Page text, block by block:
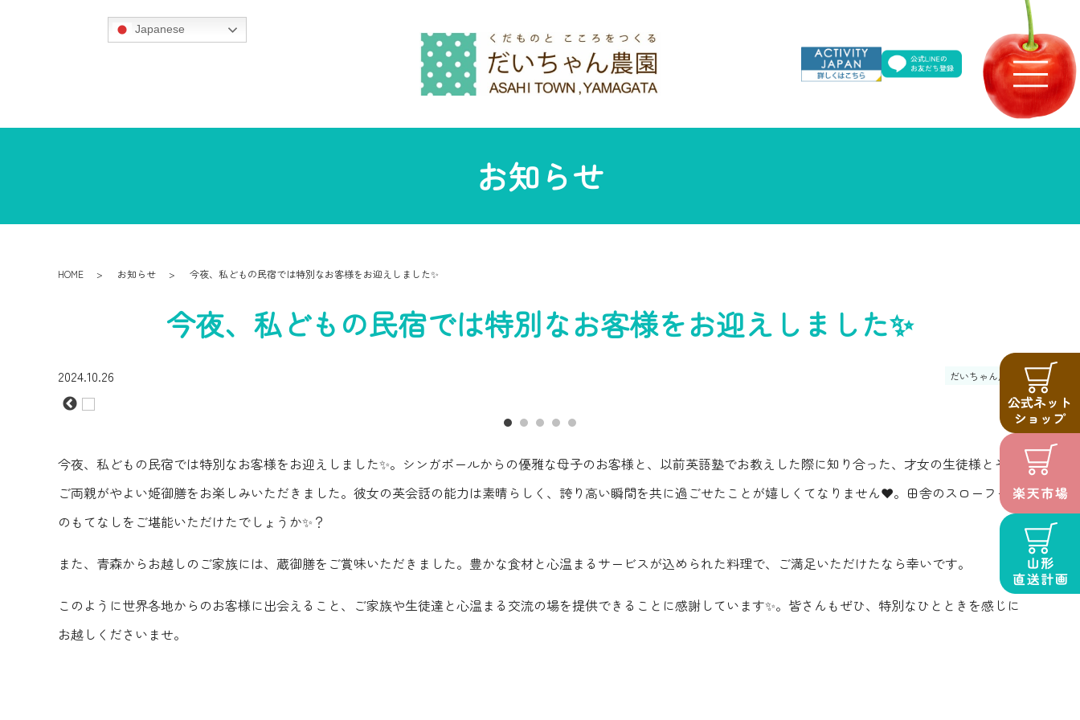
Japanese
お知らせ
HOME お知らせ 今夜、私どもの民宿では特別なお客様をお迎えしました✨
今夜、私どもの民宿では特別なお客様をお迎えしました✨
2024.10.26 だいちゃん農園
今夜、私どもの民宿では特別なお客様をお迎えしました✨。シンガポールからの優雅な母子のお客様と、以前英語塾でお教えした際に知り合った、才女の生徒様とその
ご両親がやよい姫御膳をお楽しみいただきました。彼女の英会話の能力は素晴らしく、誇り高い瞬間を共に過ごせたことが嬉しくてなりません❤️。田舎のスローフード
のもてなしをご堪能いただけたでしょうか✨？
また、青森からお越しのご家族には、蔵御膳をご賞味いただきました。豊かな食材と心温まるサービスが込められた料理で、ご満足いただけたなら幸いです️。
このように世界各地からのお客様に出会えること、ご家族や生徒達と心温まる交流の場を提供できることに感謝しています✨。皆さんもぜひ、特別なひとときを感じに
お越しくださいませ。